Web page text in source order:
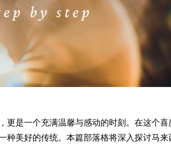
美好的传统。本篇部落格将深入探讨马